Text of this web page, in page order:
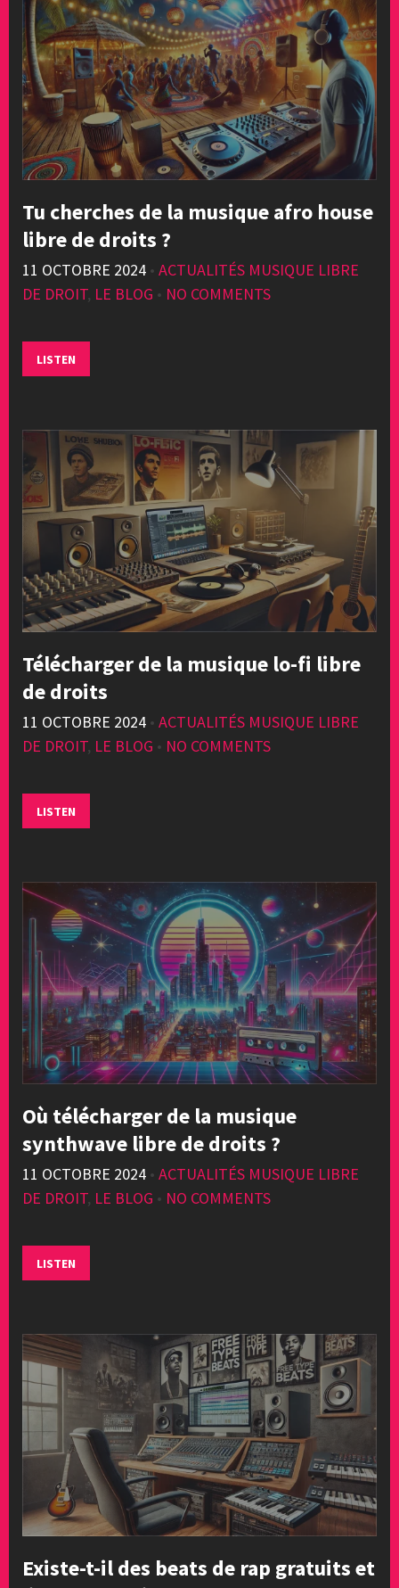
Tu cherches de la musique afro house
libre de droits ?
11 OCTOBRE 2024 • ACTUALITÉS MUSIQUE LIBRE
DE DROIT, LE BLOG • NO COMMENTS
LISTEN
Télécharger de la musique lo-fi libre
de droits
11 OCTOBRE 2024 • ACTUALITÉS MUSIQUE LIBRE
DE DROIT, LE BLOG • NO COMMENTS
LISTEN
Où télécharger de la musique
synthwave libre de droits ?
11 OCTOBRE 2024 • ACTUALITÉS MUSIQUE LIBRE
DE DROIT, LE BLOG • NO COMMENTS
LISTEN
Existe-t-il des beats de rap gratuits et